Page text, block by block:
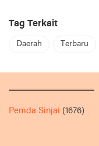
Tag Terkait
Daerah Terbaru
Pemda Sinjai (1676)